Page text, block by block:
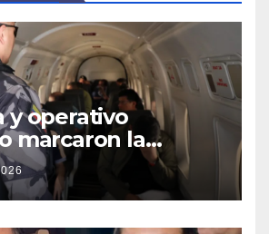
y operativo
marcaron la
del nuevo